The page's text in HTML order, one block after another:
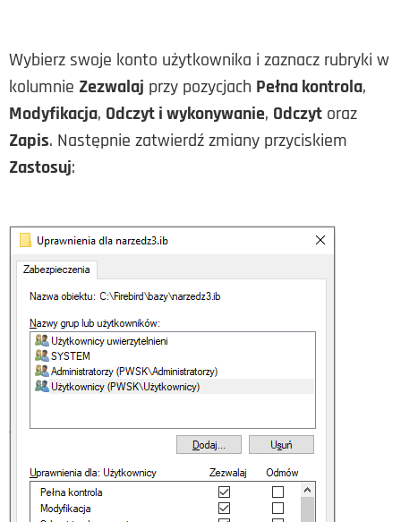
Wybierz swoje konto użytkownika i zaznacz rubryki w
kolumnie Zezwalaj przy pozycjach Pełna kontrola,
Modyfikacja, Odczyt i wykonywanie, Odczyt oraz
Zapis. Następnie zatwierdź zmiany przyciskiem
Zastosuj: